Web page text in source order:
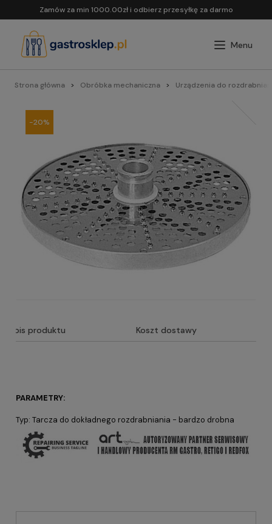
Zamów za min 1000.00zł i odbierz przesyłkę za darmo
Strona główna Obróbka mechaniczna Urządzenia do
-20%
Opis produktu Koszt dostawy
PARAMETRY:
Typ: Tarcza do dokładnego rozdrabniania - bardzo drobna